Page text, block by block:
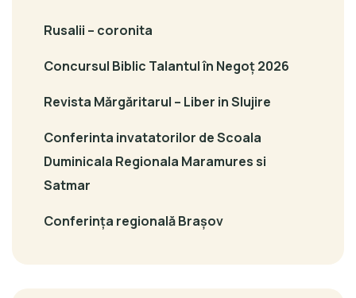
Rusalii – coronita
Concursul Biblic Talantul în Negoț 2026
Revista Mărgăritarul – Liber in Slujire
Conferinta invatatorilor de Scoala
Duminicala Regionala Maramures si
Satmar
Conferința regională Brașov